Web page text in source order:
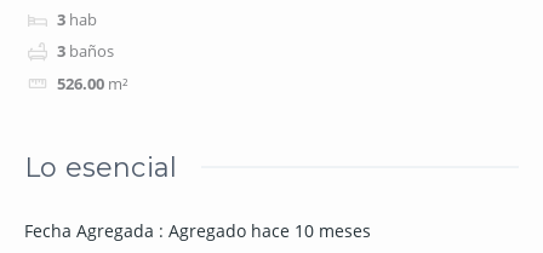
3 hab
3 baños
526.00 m²
Lo esencial
Fecha Agregada : Agregado hace 10 meses